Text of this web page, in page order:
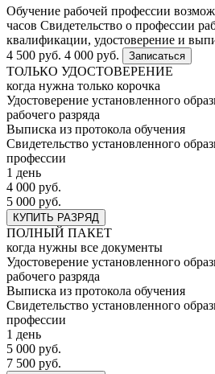
Обучение рабочей профессии
часов Свидетельство о профессии
квалификации, удостоверение и
4 500 руб. 4 000 руб. Записаться
ТОЛЬКО УДОСТОВЕРЕНИЕ
когда нужна только корочка
Удостоверение установленного
рабочего разряда
Выписка из протокола обучения
Свидетельство установленного
профессии
1 день
4 000 руб.
5 000 руб.
КУПИТЬ РАЗРЯД
ПОЛНЫЙ ПАКЕТ
когда нужны все документы
Удостоверение установленного
рабочего разряда
Выписка из протокола обучения
Свидетельство установленного
профессии
1 день
5 000 руб.
7 500 руб.